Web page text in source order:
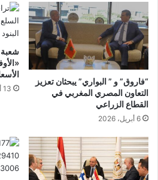
“فاروق” و ” البواري” يبحثان تعزيز
التعاون المصري المغربي في
القطاع الزراعي
6 أبريل، 2026
شعبة
13 أبريل، 2026